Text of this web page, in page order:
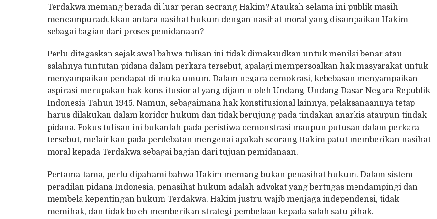
Terdakwa memang berada di luar peran seorang Hakim? Ataukah selama ini publik masih
mencampuradukkan antara nasihat hukum dengan nasihat moral yang disampaikan Hakim
sebagai bagian dari proses pemidanaan?
Perlu ditegaskan sejak awal bahwa tulisan ini tidak dimaksudkan untuk menilai benar atau
salahnya tuntutan pidana dalam perkara tersebut, apalagi mempersoalkan hak masyarakat untuk
menyampaikan pendapat di muka umum. Dalam negara demokrasi, kebebasan menyampaikan
aspirasi merupakan hak konstitusional yang dijamin oleh Undang-Undang Dasar Negara Republik
Indonesia Tahun 1945. Namun, sebagaimana hak konstitusional lainnya, pelaksanaannya tetap
harus dilakukan dalam koridor hukum dan tidak berujung pada tindakan anarkis ataupun tindak
pidana. Fokus tulisan ini bukanlah pada peristiwa demonstrasi maupun putusan dalam perkara
tersebut, melainkan pada perdebatan mengenai apakah seorang Hakim patut memberikan nasihat
moral kepada Terdakwa sebagai bagian dari tujuan pemidanaan.
Pertama-tama, perlu dipahami bahwa Hakim memang bukan penasihat hukum. Dalam sistem
peradilan pidana Indonesia, penasihat hukum adalah advokat yang bertugas mendampingi dan
membela kepentingan hukum Terdakwa. Hakim justru wajib menjaga independensi, tidak
memihak, dan tidak boleh memberikan strategi pembelaan kepada salah satu pihak.